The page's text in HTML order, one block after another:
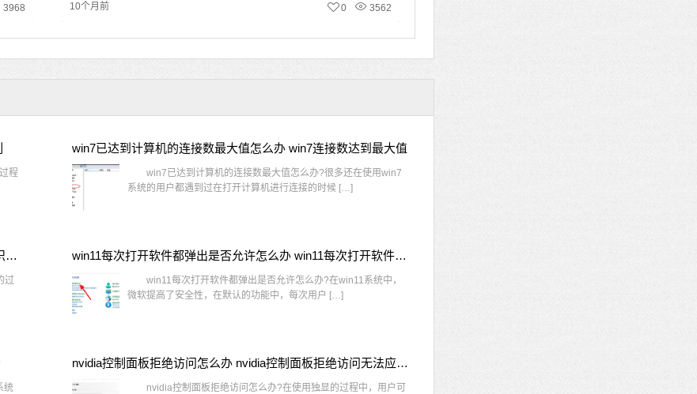
3968 10个月前 3562
0
程
win7已达到计算机的连接数最大值怎么办 win7连接数达到最大值
win7已达到计算机的连接数最大值怎么办?很多还在使用win7
系统的用户都遇到过在打开计算机进行连接的时候 […]
window10插网线为什么识别不了 win10网线插着却显示无法识别网络
过
win11每次打开软件都弹出是否允许怎么办 win11每次打开软件都要确认
win11每次打开软件都弹出是否允许怎么办?在win11系统中，
微软提高了安全性，在默认的功能中，每次用户 […]
统
nvidia控制面板拒绝访问怎么办 nvidia控制面板拒绝访问无法应用选定的设置win10
nvidia控制面板拒绝访问怎么办?在使用独显的过程中，用户可